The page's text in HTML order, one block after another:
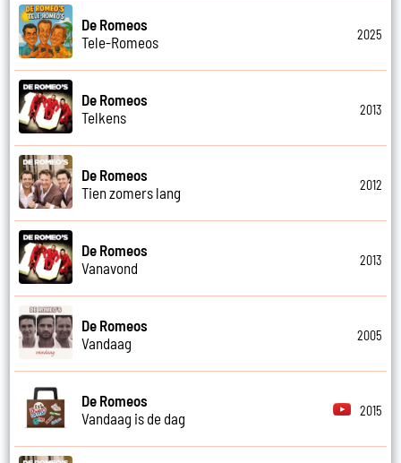
De Romeos
Tele-Romeos
2025
De Romeos
Telkens
2013
De Romeos
Tien zomers lang
2012
De Romeos
Vanavond
2013
De Romeos
Vandaag
2005
De Romeos
Vandaag is de dag
2015